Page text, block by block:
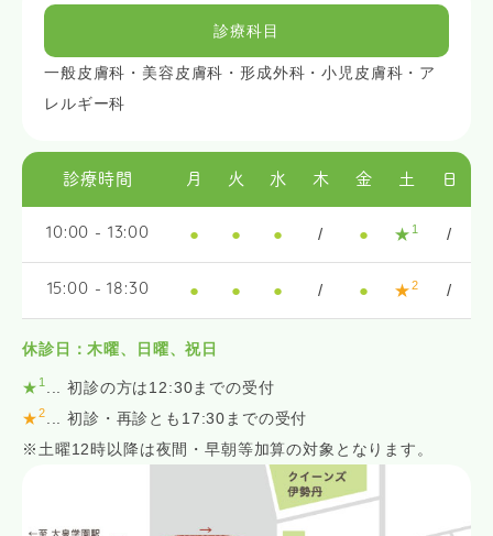
診療科目
一般皮膚科・美容皮膚科・形成外科・小児皮膚科・ア
レルギー科
診療時間 月 火 水 木 金 土 日
10:00 - 13:00 ● ● ● / ● ★ 1 /
15:00 - 18:30 ● ● ● / ● ★2 /
休診日：木曜、日曜、祝日
★ 1
... 初診の方は12:30までの受付
★2
... 初診・再診とも17:30までの受付
※土曜12時以降は夜間・早朝等加算の対象となります。